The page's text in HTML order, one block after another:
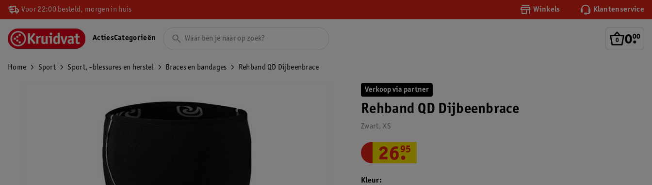
Voor 22:00 besteld, morgen in huis Winkels Klantenservice
0.
00
ActiesCategorieën
Home Sport Sport, -blessures en herstel Braces en bandages Rehband QD Dijbeenbrace
Verkoop via partner
Rehband QD Dijbeenbrace
Zwart, XS
26.
95
Kleur